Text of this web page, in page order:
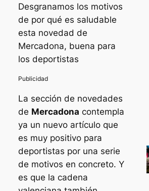
Desgranamos los motivos
de por qué es saludable
esta novedad de
Mercadona, buena para
los deportistas
La sección de novedades
de Mercadona contempla
ya un nuevo artículo que
es muy positivo para
deportistas por una serie
de motivos en concreto. Y
es que la cadena